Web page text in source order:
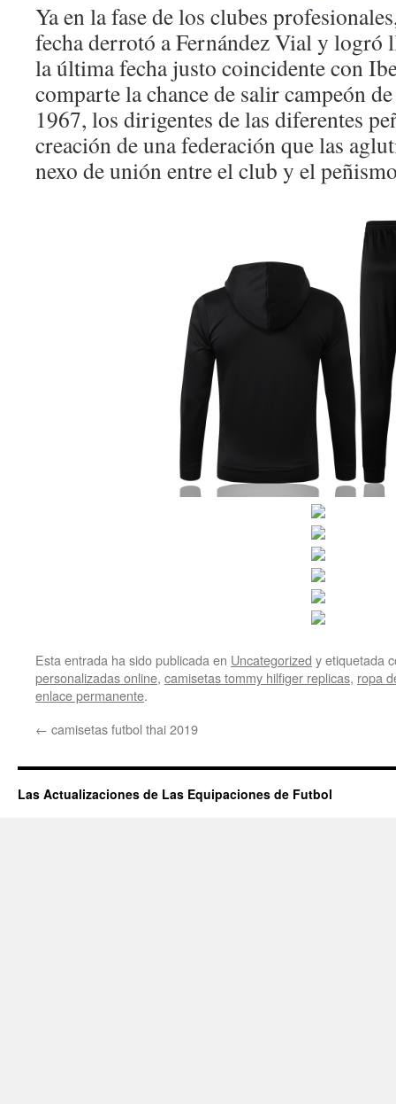
Ya en la fase de los clubes
fecha derrotó a Fernández Vial y logró
la última fecha justo coincidente con
comparte la chance de salir campeón
1967, los dirigentes de las diferentes
creación de una federación que las
nexo de unión entre el club y el
Esta entrada ha sido publicada en Uncategorized y etiquetada
personalizadas online, camisetas tommy hilfiger replicas, ropa
enlace permanente.
← camisetas futbol thai 2019
Las Actualizaciones de Las Equipaciones de Futbol